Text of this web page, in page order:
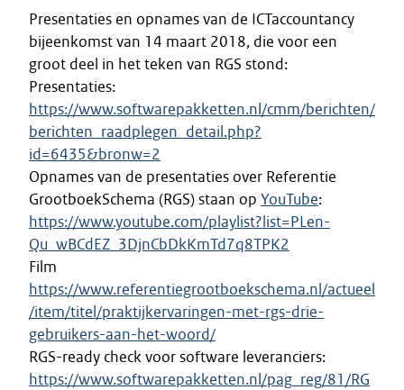
Presentaties en opnames van de ICTaccountancy
bijeenkomst van 14 maart 2018, die voor een
groot deel in het teken van RGS stond:
Presentaties:
https://www.softwarepakketten.nl/cmm/berichten/
berichten_raadplegen_detail.php?
id=6435&bronw=2
Opnames van de presentaties over Referentie
GrootboekSchema (RGS) staan op YouTube:
https://www.youtube.com/playlist?list=PLen-
Qu_wBCdEZ_3DjnCbDkKmTd7q8TPK2
Film
https://www.referentiegrootboekschema.nl/actueel
/item/titel/praktijkervaringen-met-rgs-drie-
gebruikers-aan-het-woord/
RGS-ready check voor software leveranciers:
https://www.softwarepakketten.nl/pag_reg/81/RG